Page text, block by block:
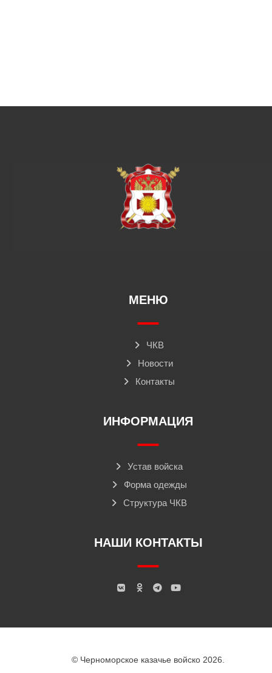
МЕНЮ
ЧКВ
Новости
Контакты
ИНФОРМАЦИЯ
Устав войска
Форма одежды
Структура ЧКВ
НАШИ КОНТАКТЫ
© Черноморское казачье войско 2026.